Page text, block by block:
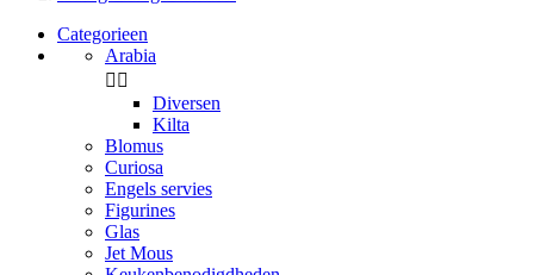
Categorieen
Arabia
 
Diversen
Kilta
Blomus
Curiosa
Engels servies
Figurines
Glas
Jet Mous